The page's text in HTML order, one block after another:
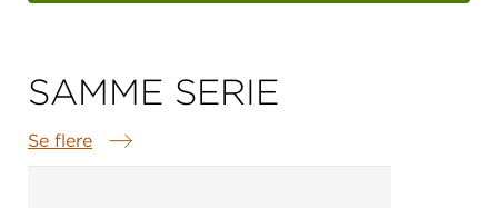
SAMME SERIE
Se flere
Samme serie